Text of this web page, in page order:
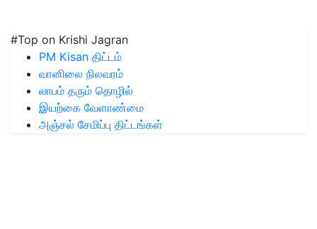
#Top on Krishi Jagran
PM Kisan திட்டம்
வானிலை நிலவரம்
லாபம் தரும் தொழில்
இயற்கை வேளாண்மை
அஞ்சல் சேமிப்பு திட்டங்கள்